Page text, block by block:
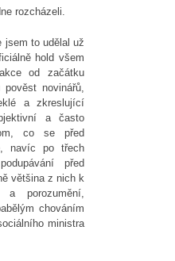
rozcházeli.
jsem to udělal už
hold všem
od začátku
novinářů,
a zkreslující
a často
co se před
navíc po třech
před
většina z nich k
porozumění,
chováním
ministra